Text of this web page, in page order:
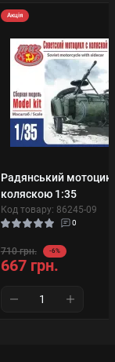
Акція
Радянський
коляскою 1:35
Код товару: 86245-09
0
710 грн. -6%
667 грн.